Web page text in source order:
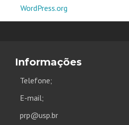
WordPress.org
Informações
Telefone;
E-mail;
prp@usp.br